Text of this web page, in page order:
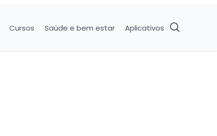
Cursos Saúde e bem estar Aplicativos